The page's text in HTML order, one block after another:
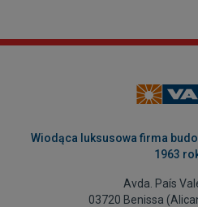
Wiodąca luksusowa firma
1963
Avda. País
03720 Benissa